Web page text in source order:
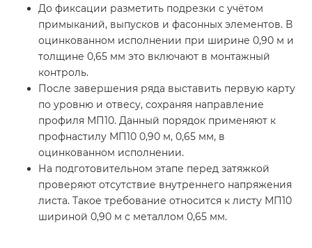
До фиксации разметить подрезки с учётом
примыканий, выпусков и фасонных элементов. В
оцинкованном исполнении при ширине 0,90 м и
толщине 0,65 мм это включают в монтажный
контроль.
После завершения ряда выставить первую карту
по уровню и отвесу, сохраняя направление
профиля МП10. Данный порядок применяют к
профнастилу МП10 0,90 м, 0,65 мм, в
оцинкованном исполнении.
На подготовительном этапе перед затяжкой
проверяют отсутствие внутреннего напряжения
листа. Такое требование относится к листу МП10
шириной 0,90 м с металлом 0,65 мм.